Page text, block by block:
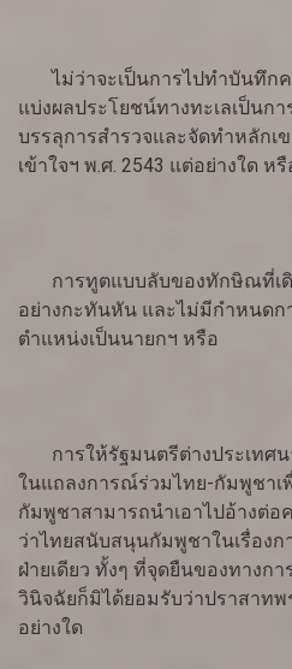
ไม่ว่าจะเป็นการไปทำบันทึกค
แบ่งผลประโยชน์ทางทะเลเป็นก
บรรลุการสำรวจและจัดทำหลัก
เข้าใจฯ พ.ศ. 2543 แต่อย่างใด หรื
การทูตแบบลับของทักษิณที่เดิ
อย่างกะทันหัน และไม่มีกำหนดก
ตำแหน่งเป็นนายกฯ หรือ
การให้รัฐมนตรีต่างประเทศน
ในแถลงการณ์ร่วมไทย-กัมพูชา
กัมพูชาสามารถนำเอาไปอ้างต่
ว่าไทยสนับสนุนกัมพูชาในเรื่อง
ฝ่ายเดียว ทั้งๆ ที่จุดยืนของทางก
วินิจฉัยก็มิได้ยอมรับว่าปราสาท
อย่างใด